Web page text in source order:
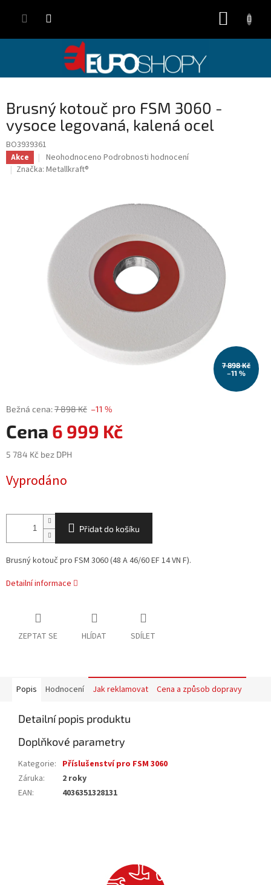
Brusný kotouč pro FSM 3060 -
vysoce legovaná, kalená ocel
BO3939361
Akce
Průměrné
hodnocení
hvězdiček.
Neohodnoceno Podrobnosti hodnocení
Značka: Metallkraft®
7 898 Kč
–11 %
7 898 Kč –11 %
6 999 Kč
5 784 Kč bez DPH
cena:
Vyprodáno
Přidat do košíku
Brusný kotouč pro FSM 3060 (48 A 46/60 EF 14 VN F).
Detailní informace
ZEPTAT SE HLÍDAT SDÍLET
Popis Hodnocení Jak reklamovat Cena a způsob dopravy
Detailní popis produktu
Doplňkové parametry
Kategorie: Příslušenství pro FSM 3060
Záruka:
2 roky
EAN: 4036351328131